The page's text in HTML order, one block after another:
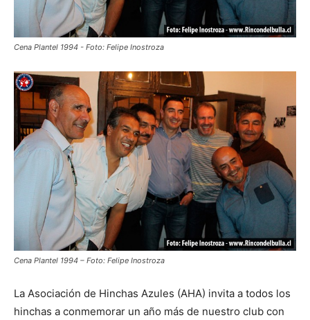
Cena Plantel 1994 - Foto: Felipe Inostroza
Cena Plantel 1994 – Foto: Felipe Inostroza
La Asociación de Hinchas Azules (AHA) invita a todos los
hinchas a conmemorar un año más de nuestro club con